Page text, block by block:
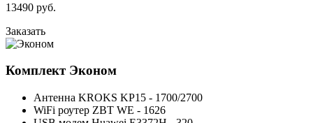
13490 руб.
Заказать
Комплект Эконом
Антенна KROKS KP15 - 1700/2700
WiFi роутер ZBT WE - 1626